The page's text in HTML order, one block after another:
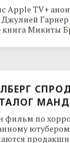
Apple TV+
Джулией
Микиты
фильм по